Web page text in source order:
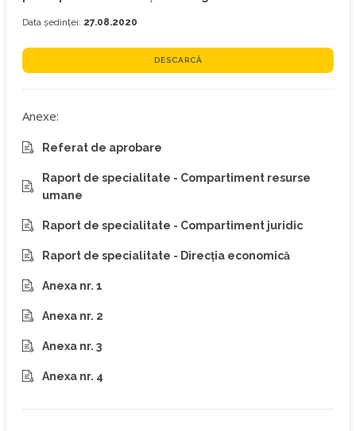
Data ședinței: 27.08.2020
DESCARCĂ
Anexe:
Referat de aprobare
Raport de specialitate - Compartiment resurse
umane
Raport de specialitate - Compartiment juridic
Raport de specialitate - Direcția economică
Anexa nr. 1
Anexa nr. 2
Anexa nr. 3
Anexa nr. 4